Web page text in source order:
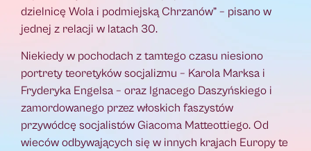
dzielnicę Wola i podmiejską Chrzanów” – pisano w
jednej z relacji w latach 30.
Niekiedy w pochodach z tamtego czasu niesiono
portrety teoretyków socjalizmu – Karola Marksa i
Fryderyka Engelsa – oraz Ignacego Daszyńskiego i
zamordowanego przez włoskich faszystów
przywódcę socjalistów Giacoma Matteottiego. Od
wieców odbywających się w innych krajach Europy te